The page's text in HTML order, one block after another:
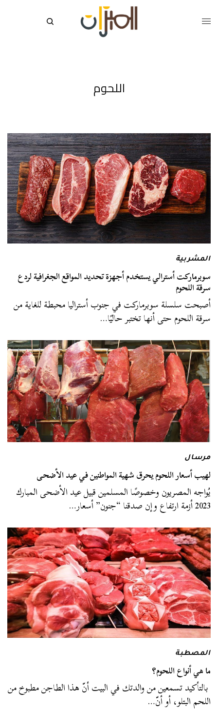
اللحوم
المشربية
سوبرماركت أسترالي يستخدم أجهزة تحديد المواقع الجغرافية لردع
سرقة اللحوم
أصبحت سلسلة سوبرماركت في جنوب أستراليا محبطة للغاية من
سرقة اللحوم حتى أنها تختبر حاليًا…
مرسال
لهيب أسعار اللحوم يحرق شهية المواطنين في عيد الأضحى
يُواجه المصريون وخصوصًا المسلمين قبيل عيد الأضحى المبارك
2023 أزمة ارتفاع وإن صدقنا “جنون” أسعار…
المصطبة
ما هي أنواع اللحوم؟
بالتأكيد تسمعين من والدتك في البيت أنّ هذا الطاجن مطبوخ من
اللحم البتلو، أو أنّ…